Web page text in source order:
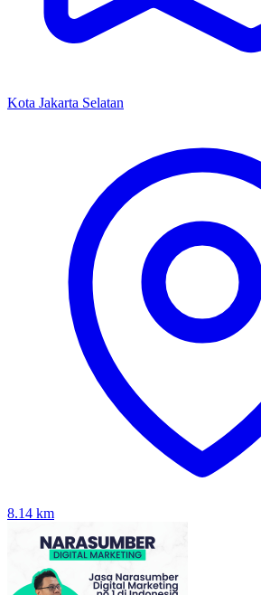
Kota Jakarta Selatan
8.14 km